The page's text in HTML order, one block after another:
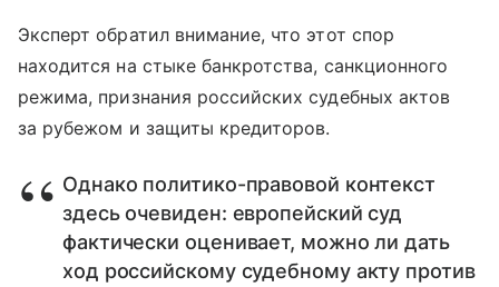
Эксперт обратил внимание, что этот спор
находится на стыке банкротства, санкционного
режима, признания российских судебных актов
за рубежом и защиты кредиторов.
Однако политико-правовой контекст
здесь очевиден: европейский суд
фактически оценивает, можно ли дать
ход российскому судебному акту против